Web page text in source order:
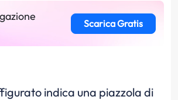
Scarica Gratis
indica una piazzola di